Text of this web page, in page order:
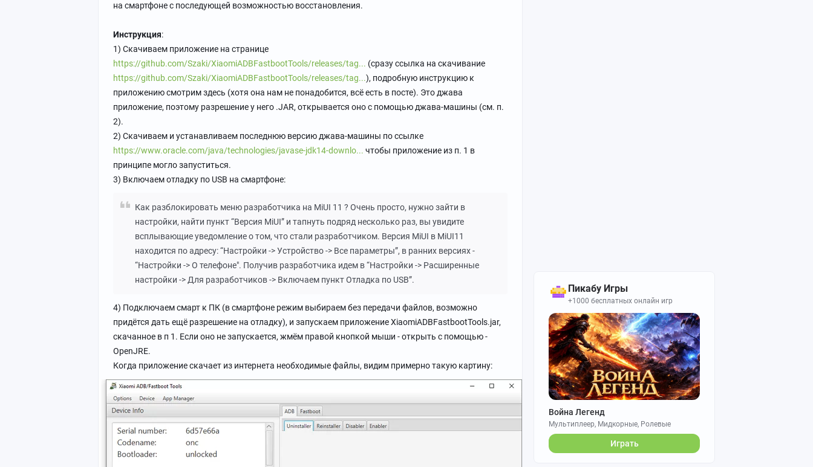
Пикабу Игры
+1000 бесплатных онлайн игр
Война Легенд
Мультиплеер, Мидкорные, Ролевые
Играть
на смартфоне с последующей возможностью восстановления.
Инструкция:
1) Скачиваем приложение на странице
https://github.com/Szaki/XiaomiADBFastbootTools/releases/tag... (сразу ссылка на скачивание
https://github.com/Szaki/XiaomiADBFastbootTools/releases/tag...), подробную инструкцию к
приложению смотрим здесь (хотя она нам не понадобится, всё есть в посте). Это джава
приложение, поэтому разрешение у него .JAR, открывается оно с помощью джава-машины (см. п.
2).
2) Скачиваем и устанавливаем последнюю версию джава-машины по ссылке
https://www.oracle.com/java/technologies/javase-jdk14-downlo... чтобы приложение из п. 1 в
принципе могло запуститься.
3) Включаем отладку по USB на смартфоне:
Как разблокировать меню разработчика на MiUI 11 ? Очень просто, нужно зайти в
настройки, найти пункт “Версия MiUI” и тапнуть подряд несколько раз, вы увидите
всплывающие уведомление о том, что стали разработчиком. Версия MiUI в MiUI11
находится по адресу: “Настройки -> Устройство -> Все параметры”, в ранних версиях -
“Настройки -> О телефоне". Получив разработчика идем в “Настройки -> Расширенные
настройки -> Для разработчиков -> Включаем пункт Отладка по USB”.
4) Подключаем смарт к ПК (в смартфоне режим выбираем без передачи файлов, возможно
придётся дать ещё разрешение на отладку), и запускаем приложение XiaomiADBFastbootTools.jar,
скачанное в п 1. Если оно не запускается, жмём правой кнопкой мыши - открыть с помощью -
OpenJRE.
Когда приложение скачает из интернета необходимые файлы, видим примерно такую картину: